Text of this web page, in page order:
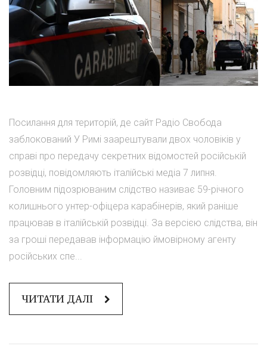
Посилання для територій, де сайт Радіо Свобода
заблокований У Римі заарештували двох чоловіків у
справі про передачу секретних відомостей російській
розвідці, повідомляють італійські медіа 7 липня.
Головним підозрюваним слідство називає 59-річного
колишнього унтер-офіцера карабінерів, який раніше
працював в італійській розвідці. За версією слідства, він
за гроші передавав інформацію ймовірному агенту
російських спе...
ЧИТАТИ ДАЛІ